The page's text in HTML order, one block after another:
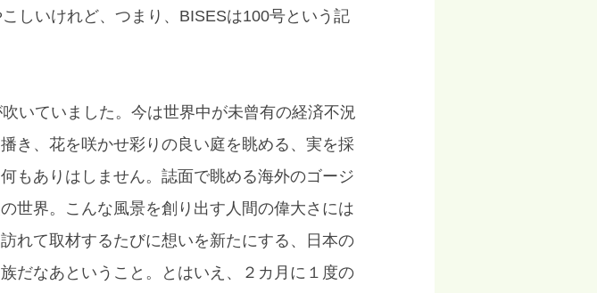
しいけれど、つまり、BISESは100号という記
いていました。今は世界中が未曾有の経済不況
き、花を咲かせ彩りの良い庭を眺める、実を採
もありはしません。誌面で眺める海外のゴージ
世界。こんな風景を創り出す人間の偉大さには
れて取材するたびに想いを新たにする、日本の
だなあということ。とはいえ、２カ月に１度の